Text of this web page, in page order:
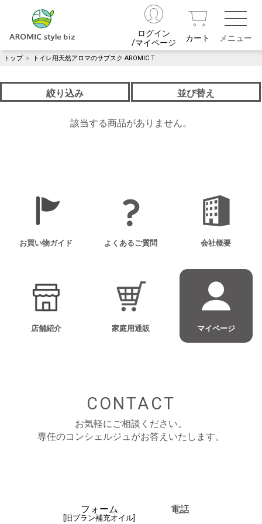
ログイン
/マイページ
カート
トップ ＞ トイレ用天然アロマのサブスク AROMIC T.
絞り込み 並び替え
該当する商品がありません。
お買い物ガイド よくあるご質問 会社概要
店舗紹介 家庭用通販 マイページ
CONTACT
お気軽にご相談ください。
専任のコンシェルジュがお答えいたします。
フォーム
[旧プラン補充オイル]
電話